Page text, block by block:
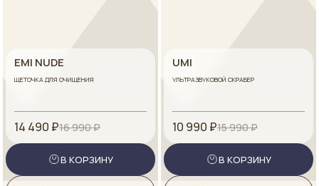
EMI NUDE
ЩЕТОЧКА ДЛЯ ОЧИЩЕНИЯ
14 490 ₽16 990 ₽
В КОРЗИНУ
UMI
УЛЬТРАЗВУКОВОЙ СКРАБЕР
10 990 ₽15 990 ₽
В КОРЗИНУ